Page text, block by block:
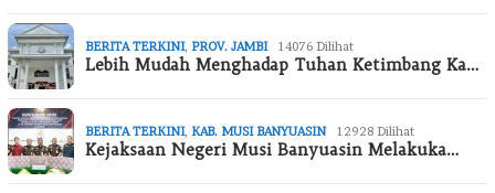
BERITA TERKINI, PROV. JAMBI 14076 Dilihat
Lebih Mudah Menghadap Tuhan Ketimbang Ka…
BERITA TERKINI, KAB. MUSI BANYUASIN 12928 Dilihat
Kejaksaan Negeri Musi Banyuasin Melakuka…